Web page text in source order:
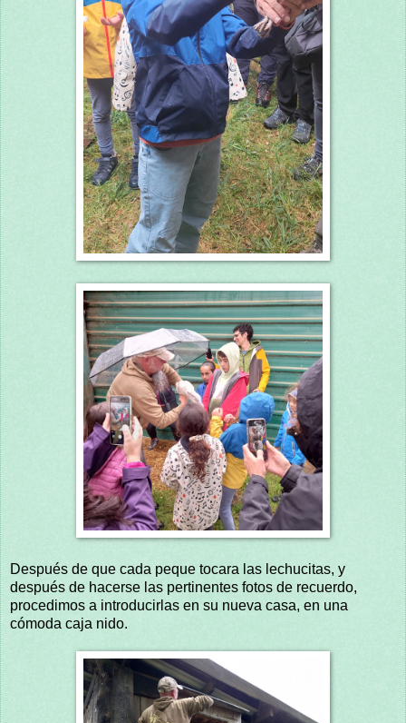
Después de que cada peque tocara las lechucitas, y
después de hacerse las pertinentes fotos de recuerdo,
procedimos a introducirlas en su nueva casa, en una
cómoda caja nido.